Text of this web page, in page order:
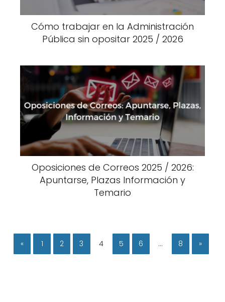
Cómo trabajar en la Administración
Pública sin opositar 2025 / 2026
Oposiciones de Correos 2025 / 2026:
Apuntarse, Plazas Información y
Temario
« 1 2 3 4 5 6 … 8 »